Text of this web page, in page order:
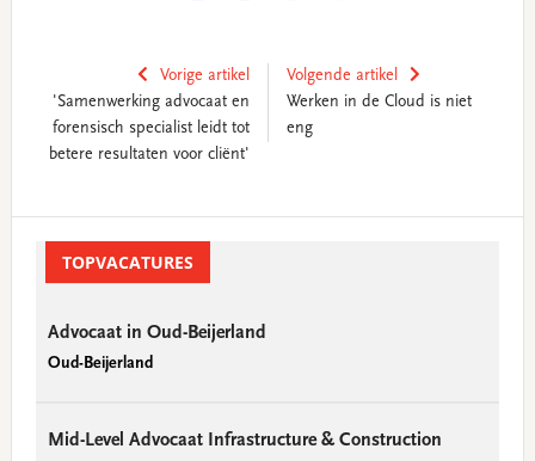
Vorige artikel
'Samenwerking advocaat en
forensisch specialist leidt tot
betere resultaten voor cliënt'
Volgende artikel
Werken in de Cloud is niet
eng
SidebarTOPVACATURES
Advocaat in Oud-Beijerland
Oud-Beijerland
Mid-Level Advocaat Infrastructure & Construction